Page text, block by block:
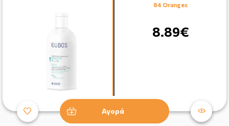
84 Oranges
8.89€
Αγορά